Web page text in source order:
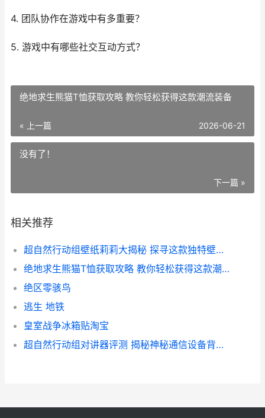
4. 团队协作在游戏中有多重要？
5. 游戏中有哪些社交互动方式？
绝地求生熊猫T恤获取攻略 教你轻松获得这款潮流装备
« 上一篇 2026-06-21
没有了！
下一篇 »
相关推荐
超自然行动组壁纸莉莉大揭秘 探寻这款独特壁纸背后的故事与魅力
绝地求生熊猫T恤获取攻略 教你轻松获得这款潮流装备
绝区零骇鸟
逃生 地铁
皇室战争冰箱贴淘宝
超自然行动组对讲器评测 揭秘神秘通信设备背后的科技与功能